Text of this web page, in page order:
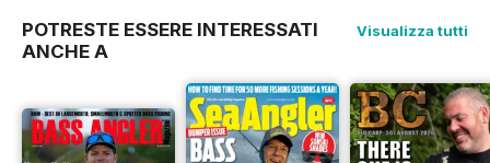
POTRESTE ESSERE INTERESSATI
ANCHE A
Visualizza tutti